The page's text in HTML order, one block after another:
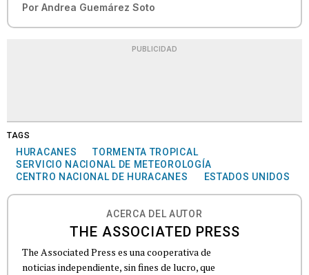
Por Andrea Guemárez Soto
PUBLICIDAD
TAGS
HURACANES
TORMENTA TROPICAL
SERVICIO NACIONAL DE METEOROLOGÍA
CENTRO NACIONAL DE HURACANES
ESTADOS UNIDOS
ACERCA DEL AUTOR
THE ASSOCIATED PRESS
The Associated Press es una cooperativa de
noticias independiente, sin fines de lucro, que